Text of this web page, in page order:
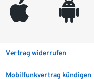
appleinc android
Vertrag widerrufen
Mobilfunkvertrag kündigen